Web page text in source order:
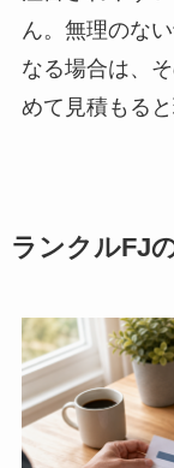
ん。無理のな
なる場合は、
めて見積もると
ランクルFJ